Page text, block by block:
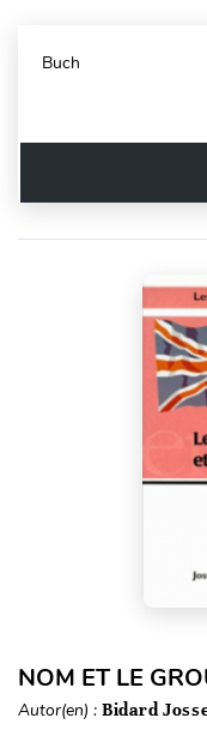
Buch
NOM ET LE
Autor(en) : Bidard